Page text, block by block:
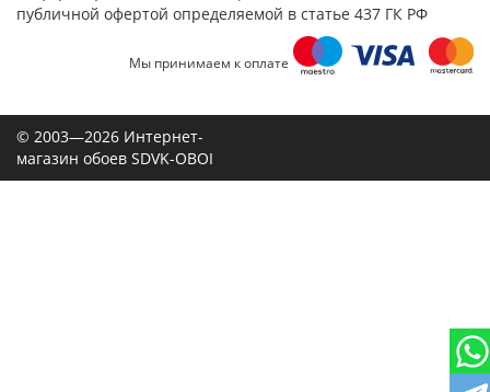
публичной офертой определяемой в статье 437 ГК РФ
Мы принимаем к оплате
© 2003—2026 Интернет-
магазин обоев SDVK-OBOI